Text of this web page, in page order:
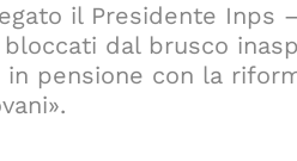
il Presidente Inps
dal brusco
pensione con la